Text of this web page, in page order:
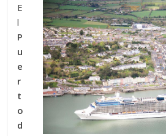
E
l
P
u
e
r
t
o
d